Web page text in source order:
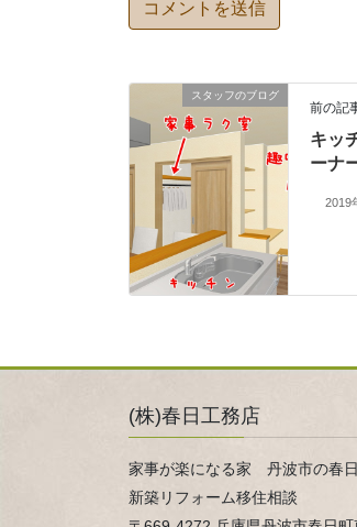
スタッフのブログ
前の記
キッ
ーナ
2019
(株)春日工務店
家事が楽になる家 丹波市の春
新築リフォーム移住相談